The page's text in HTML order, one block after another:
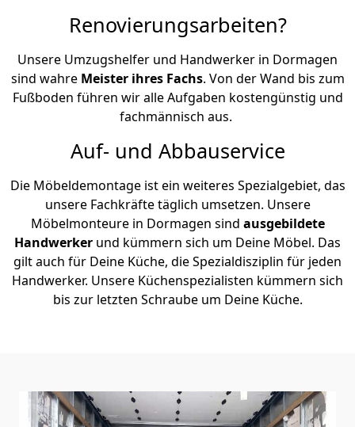
Renovierungsarbeiten?
Unsere Umzugshelfer und Handwerker in Dormagen
sind wahre Meister ihres Fachs. Von der Wand bis zum
Fußboden führen wir alle Aufgaben kostengünstig und
fachmännisch aus.
Auf- und Abbauservice
Die Möbeldemontage ist ein weiteres Spezialgebiet, das
unsere Fachkräfte täglich umsetzen. Unsere
Möbelmonteure in Dormagen sind ausgebildete
Handwerker und kümmern sich um Deine Möbel. Das
gilt auch für Deine Küche, die Spezialdisziplin für jeden
Handwerker. Unsere Küchenspezialisten kümmern sich
bis zur letzten Schraube um Deine Küche.